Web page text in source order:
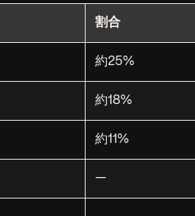
割合
約25%
約18%
約11%
—